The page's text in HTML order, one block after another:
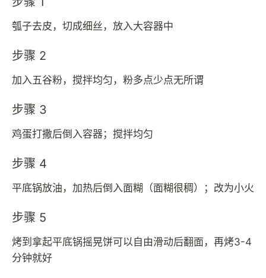
瓠子去皮，切成细丝，放入大容器中
步骤 2
加入五谷粉，搅拌均匀，粉多点少点无所谓
步骤 3
鸡蛋打撒后倒入容器；搅拌均匀
步骤 4
平底锅放油，加热后倒入面糊（面糊很稠）；改为小火
步骤 5
烤到拿起平底锅摇晃饼可以自由滑动后翻面，再烤3-4
分钟就好